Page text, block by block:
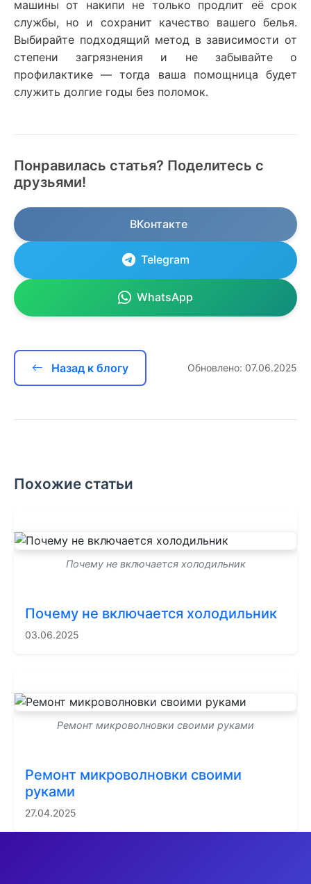
машины от накипи не только продлит её срок
службы, но и сохранит качество вашего белья.
Выбирайте подходящий метод в зависимости от
степени загрязнения и не забывайте о
профилактике — тогда ваша помощница будет
служить долгие годы без поломок.
Понравилась статья? Поделитесь с
друзьями!
ВКонтакте
Telegram
WhatsApp
Назад к блогу Обновлено: 07.06.2025
Похожие статьи
Почему не включается холодильник
Почему не включается холодильник
03.06.2025
Ремонт микроволновки своими руками
Ремонт микроволновки своими
руками
27.04.2025